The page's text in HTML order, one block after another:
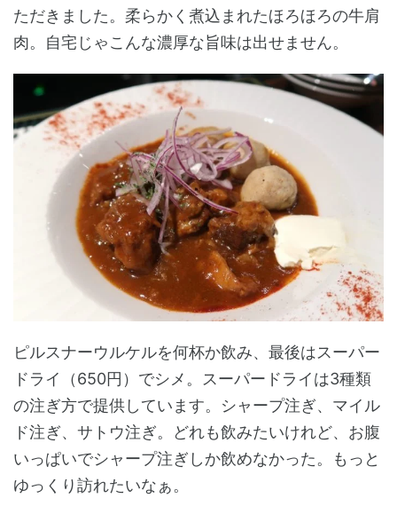
ただきました。柔らかく煮込まれたほろほろの牛肩
肉。自宅じゃこんな濃厚な旨味は出せません。
ピルスナーウルケルを何杯か飲み、最後はスーパー
ドライ（650円）でシメ。スーパードライは3種類
の注ぎ方で提供しています。シャープ注ぎ、マイル
ド注ぎ、サトウ注ぎ。どれも飲みたいけれど、お腹
いっぱいでシャープ注ぎしか飲めなかった。もっと
ゆっくり訪れたいなぁ。